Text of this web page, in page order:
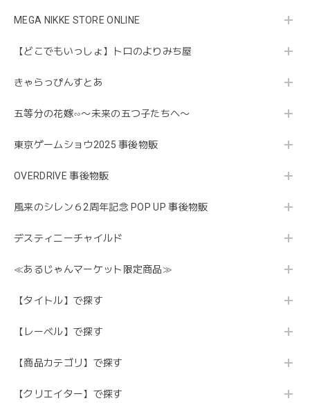
MEGA NIKKE STORE ONLINE
【どこでもいっしょ】トロのよりみち屋
きゃらっぴんすとあ
五等分の花嫁∽〜未来の五つ子たちへ〜
東京ゲームショウ2025 事後物販
OVERDRIVE 事後物販
風来のシレン６2周年記念 POP UP 事後物販
デスティニーチャイルド
≪あるじゃんマーケット限定商品≫
【タイトル】で探す
【レーベル】で探す
【商品カテゴリ】で探す
【クリエイター】で探す